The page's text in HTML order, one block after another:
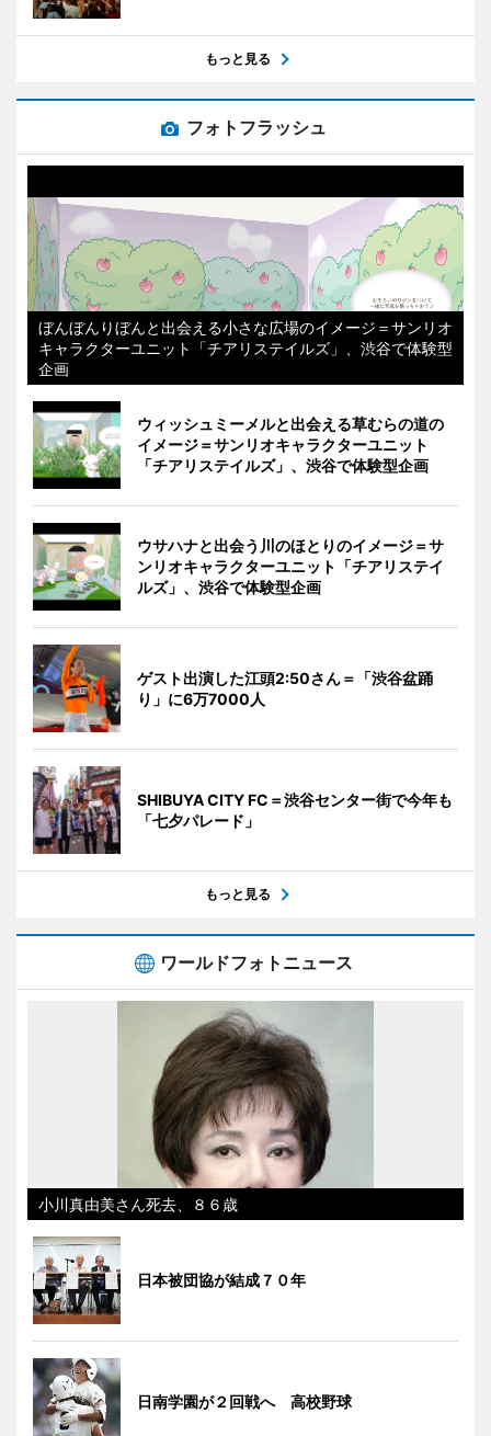
もっと見る
フォトフラッシュ
ぼんぼんりぼんと出会える小さな広場のイメージ＝サンリオ
キャラクターユニット「チアリステイルズ」、渋谷で体験型
企画
ウィッシュミーメルと出会える草むらの道の
イメージ＝サンリオキャラクターユニット
「チアリステイルズ」、渋谷で体験型企画
ウサハナと出会う川のほとりのイメージ＝サ
ンリオキャラクターユニット「チアリステイ
ルズ」、渋谷で体験型企画
ゲスト出演した江頭2:50さん＝「渋谷盆踊
り」に6万7000人
SHIBUYA CITY FC＝渋谷センター街で今年も
「七夕パレード」
もっと見る
ワールドフォトニュース
小川真由美さん死去、８６歳
日本被団協が結成７０年
日南学園が２回戦へ 高校野球